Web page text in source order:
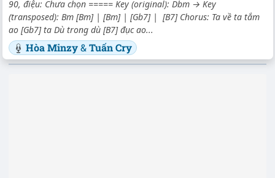
90, điệu: Chưa chọn ===== Key (original): Dbm → Key
(transposed): Bm [Bm] | [Bm] | [Gb7] | [B7] Chorus: Ta về ta tắm
ao [Gb7] ta Dù trong dù [B7] đục ao...
Hòa Minzy&Tuấn Cry